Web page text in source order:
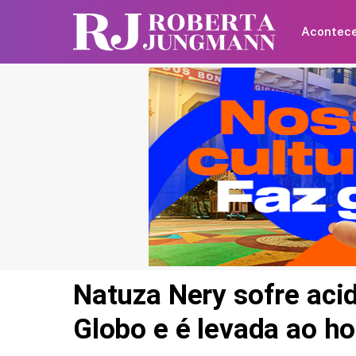
Natuza Nery sofre
Globo e é levada ao
Britânica de 97 anos